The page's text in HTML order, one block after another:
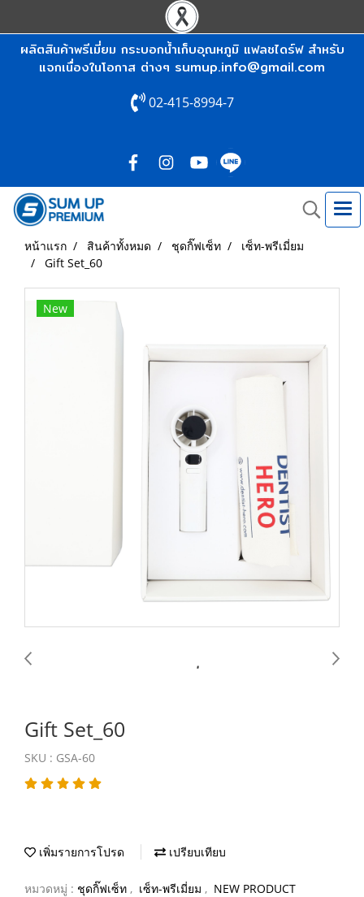
ผลิตสินค้าพรีเมี่ยม กระบอกน้ำเก็บอุณหภูมิ แฟลชไดร์ฟ สำหรับ
แจกเนื่องในโอกาส ต่างๆ sumup.info@gmail.com
02-415-8994-7
หน้าแรก สินค้าทั้งหมด ชุดกิ๊ฟเซ็ท
เซ็ท-พรีเมี่ยม
Gift Set_60
New
Gift Set_60
SKU : GSA-60
เพิ่มรายการโปรด เปรียบเทียบ
หมวดหมู่ : ชุดกิ๊ฟเซ็ท , เซ็ท-พรีเมี่ยม , NEW PRODUCT